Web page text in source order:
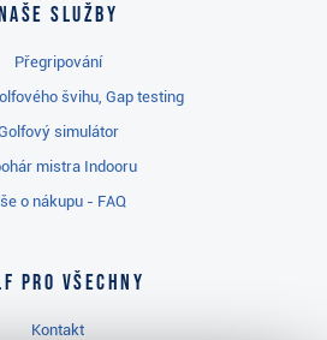
služby
Přegripování
švihu, Gap testing
simulátor
mistra Indooru
o nákupu - FAQ
pro všechny
Kontakt